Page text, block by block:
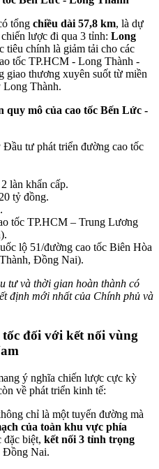
tổng chiều dài 57,8 km, là dự
lược đi qua 3 tỉnh: Long
tiêu chính là giảm tải cho các
tốc TP.HCM - Long Thành -
giao thương xuyên suốt từ miền
Long Thành.
mô của cao tốc Bến Lức -
tư phát triển đường cao tốc
làn khẩn cấp.
tỷ đồng.
tốc TP.HCM – Trung Lương
lộ 51/đường cao tốc Biên Hòa
Đồng Nai).
tư và thời gian hoàn thành có
định mới nhất của Chính phủ và
đối với kết nối vùng
ý nghĩa chiến lược cực kỳ
về phát triển kinh tế:
chỉ là một tuyến đường mà
của toàn khu vực phía
biệt, kết nối 3 tỉnh trọng
Đồng Nai.